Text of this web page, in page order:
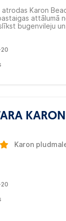
atrodas Karon
attālumā
bugenvileju
paveras
Karon